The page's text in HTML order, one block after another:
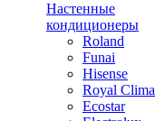
Настенные
кондиционеры
Roland
Funai
Hisense
Royal Clima
Ecostar